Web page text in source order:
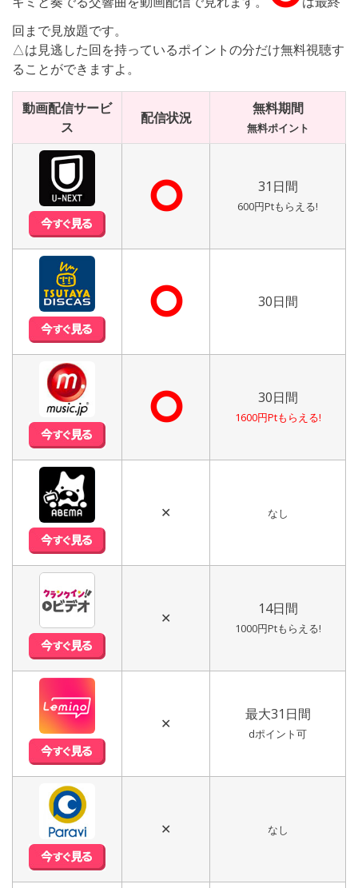
回まで見放題です。
△は見逃した回を持っているポイントの分だけ無料視聴す
ることができますよ。
動画配信サービ
ス
配信状況
無料期間
無料ポイント
⭘ 31日間
600円Ptもらえる!
⭘ 30日間
⭘ 30日間
1600円Ptもらえる!
✕ なし
✕
14日間
1000円Ptもらえる!
✕
最大31日間
dポイント可
✕ なし